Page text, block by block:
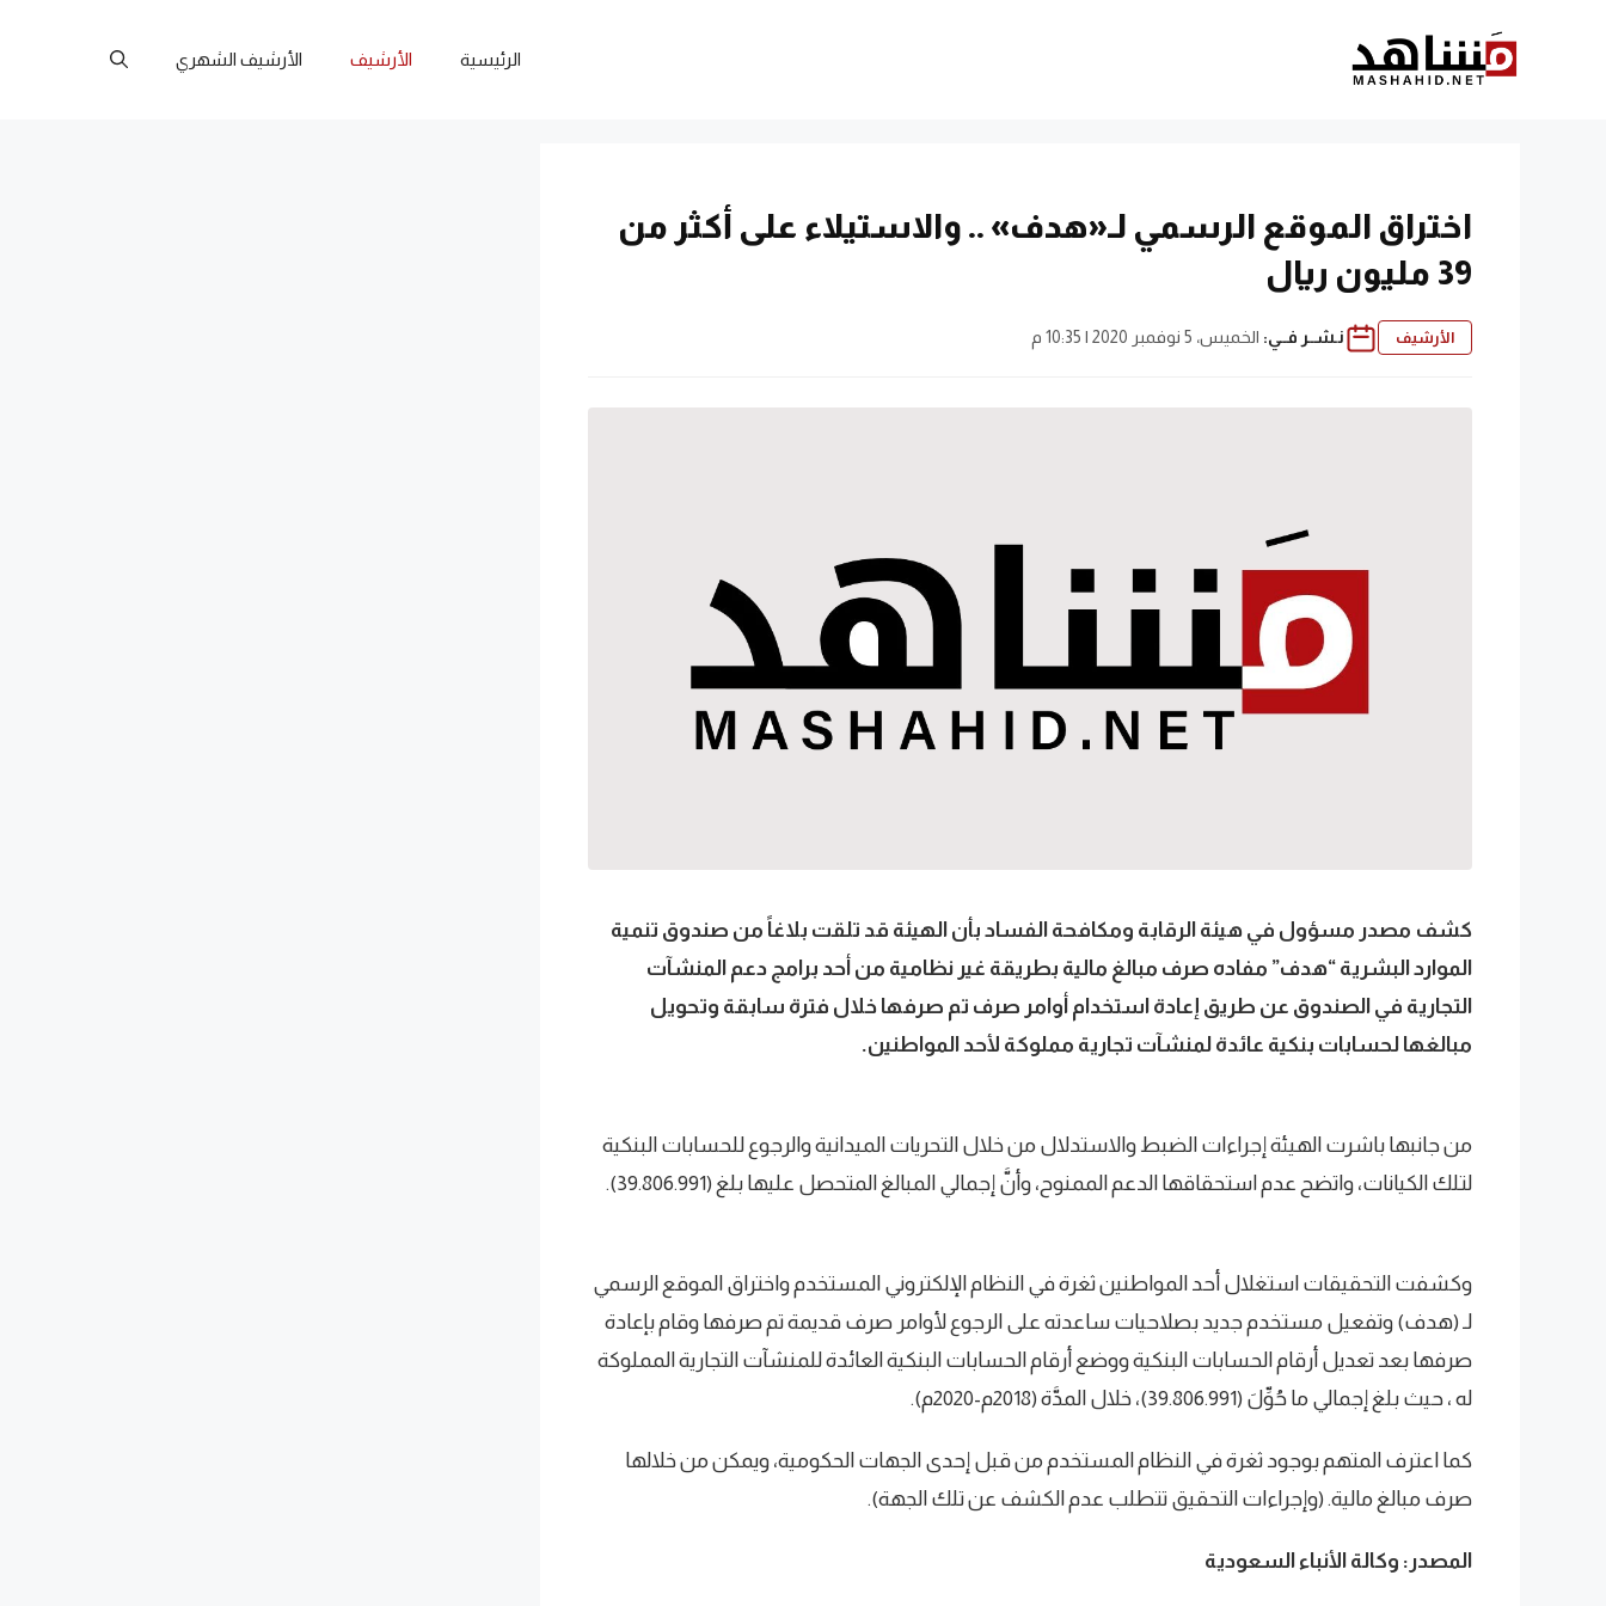
الرئيسية الأرشيف الأرشيف الشهري
اختراق الموقع الرسمي لـ«هدف» .. والاستيلاء على أكثر من
39 مليون ريال
الأرشيف نـشــر فــي: الخميس، 5 نوفمبر 2020 | 10:35 م
كشف مصدر مسؤول في هيئة الرقابة ومكافحة الفساد بأن الهيئة قد تلقت بلاغاً من صندوق تنمية
الموارد البشرية “هدف” مفاده صرف مبالغ مالية بطريقة غير نظامية من أحد برامج دعم المنشآت
التجارية في الصندوق عن طريق إعادة استخدام أوامر صرف تم صرفها خلال فترة سابقة وتحويل
مبالغها لحسابات بنكية عائدة لمنشآت تجارية مملوكة لأحد المواطنين.
من جانبها باشرت الهيئة إجراءات الضبط والاستدلال من خلال التحريات الميدانية والرجوع للحسابات البنكية
لتلك الكيانات، واتضح عدم استحقاقها الدعم الممنوح، وأنَّ إجمالي المبالغ المتحصل عليها بلغ (39.806.991).
وكشفت التحقيقات استغلال أحد المواطنين ثغرة في النظام الإلكتروني المستخدم واختراق الموقع الرسمي
لـ (هدف) وتفعيل مستخدم جديد بصلاحيات ساعدته على الرجوع لأوامر صرف قديمة تم صرفها وقام بإعادة
صرفها بعد تعديل أرقام الحسابات البنكية ووضع أرقام الحسابات البنكية العائدة للمنشآت التجارية المملوكة
له ، حيث بلغ إجمالي ما حُوِّلَ (39.806.991)، خلال المدَّة (2018م-2020م).
كما اعترف المتهم بوجود ثغرة في النظام المستخدم من قبل إحدى الجهات الحكومية، ويمكن من خلالها
صرف مبالغ مالية. (وإجراءات التحقيق تتطلب عدم الكشف عن تلك الجهة).
المصدر: وكالة الأنباء السعودية